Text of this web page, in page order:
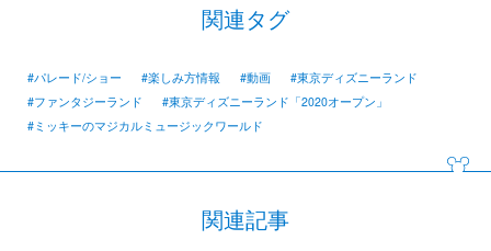
関連タグ
#パレード/ショー #楽しみ方情報 #動画
#東京ディズニーランド
#ファンタジーランド
#東京ディズニーランド「2020オープン」
#ミッキーのマジカルミュージックワールド
関連記事